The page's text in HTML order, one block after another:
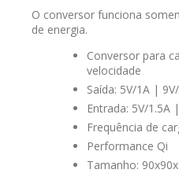
O conversor funciona
de energia.
Conversor para
velocidade
Saída: 5V/1A |
Entrada: 5V/1.5A
Frequência de
Performance Qi
Tamanho: